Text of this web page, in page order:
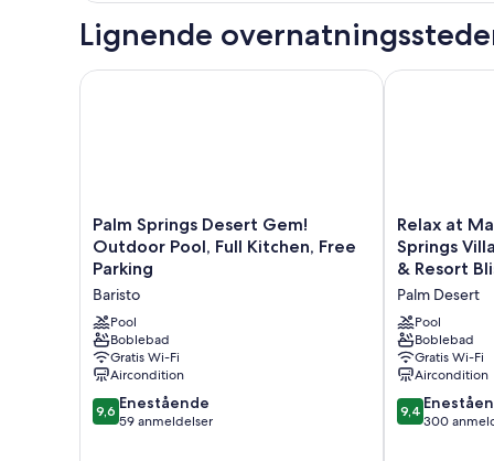
soveværelser
balkon
Lignende
Palm
Springs
Desert
Gem!
Outdoor
Pool,
Full
Kitchen,
Free
Parking
Baristo
Palm Springs Desert Gem!
Outdoor Pool, Full Kitchen, Free
Parking
Baristo
Pool
Boblebad
Gratis Wi-Fi
Aircondition
9.6
ud
9,6 Enestående
59 anmeldelser
Palm Springs Desert Gem! Outdoor Pool, Full
Relax
at
Marriott's
Desert
Springs
Villas
II:
Cozy
Studio,
Golf
&
Relax at
Springs
& Resort
Palm Desert
Pool
Boblebad
Gratis Wi-Fi
Aircondition
9.4
ud
9,4
300
Relax at